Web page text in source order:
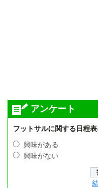
アンケート
フットサルに関する日程
興味がある
興味がない